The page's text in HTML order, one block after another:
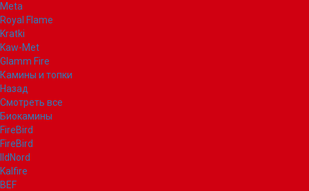
Meta
Royal Flame
Kratki
Kaw-Met
Glamm Fire
Камины и топки
Назад
Смотреть все
Биокамины
FireBird
FireBird
IldNord
Kalfire
BEF